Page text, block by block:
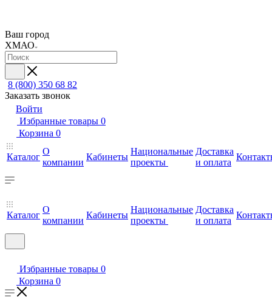
Ваш город
ХМАО
8 (800) 350 68 82
Заказать звонок
Войти
Избранные товары 0
Корзина 0
Каталог
О
компании
Кабинеты
Национальные
проекты
Доставка
и оплата
Каталог
О
компании
Кабинеты
Национальные
проекты
Доставка
и оплата
Избранные товары 0
Корзина 0